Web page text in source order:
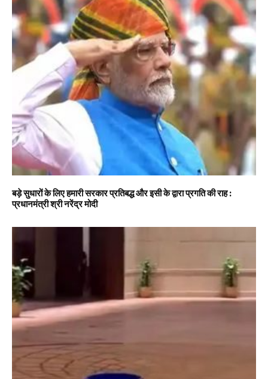
बड़े सुधारों के लिए हमारी सरकार प्रतिबद्ध और इसी के द्वारा प्रगति की राह :
प्रधानमंत्री श्री नरेंद्र मोदी